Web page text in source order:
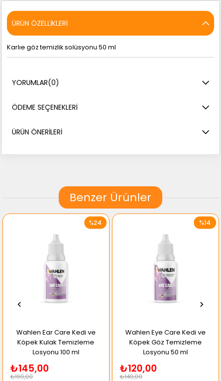
ÜRÜN ÖZELLIKLERI
Karlıe göz temizlik solüsyonu 50 ml
YORUMLAR(0)
ÖDEME SEÇENEKLERI
ÜRÜN ÖNERILERI
Benzer Ürünler
Wahlen Ear Care Kedi ve
Köpek Kulak Temizleme
Losyonu 100 ml
₺145,00
₺190,00
%24
Wahlen Eye Care Kedi ve
Köpek Göz Temizleme
Losyonu 50 ml
₺120,00
₺140,00
%14